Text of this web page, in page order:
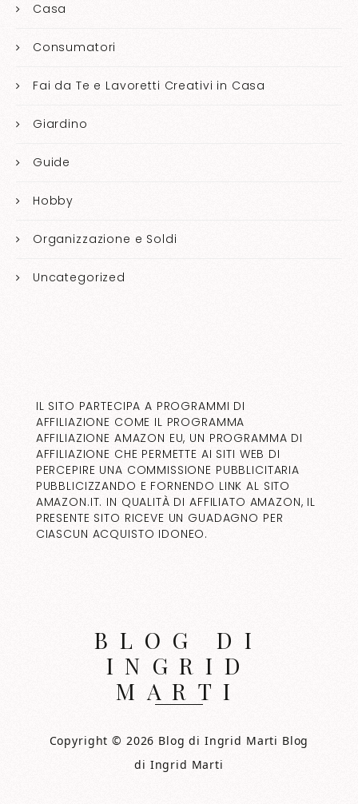
Casa
Consumatori
Fai da Te e Lavoretti Creativi in Casa
Giardino
Guide
Hobby
Organizzazione e Soldi
Uncategorized
IL SITO PARTECIPA A PROGRAMMI DI
AFFILIAZIONE COME IL PROGRAMMA
AFFILIAZIONE AMAZON EU, UN PROGRAMMA DI
AFFILIAZIONE CHE PERMETTE AI SITI WEB DI
PERCEPIRE UNA COMMISSIONE PUBBLICITARIA
PUBBLICIZZANDO E FORNENDO LINK AL SITO
AMAZON.IT. IN QUALITÀ DI AFFILIATO AMAZON, IL
PRESENTE SITO RICEVE UN GUADAGNO PER
CIASCUN ACQUISTO IDONEO.
BLOG DI
INGRID
MARTI
Copyright © 2026 Blog di Ingrid Marti Blog
di Ingrid Marti